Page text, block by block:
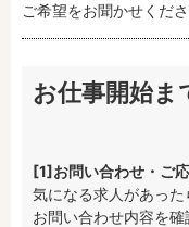
ご希望をお聞かせくだ
お仕事開始ま
[1]お問い合わせ・ご
気になる求人があった
お問い合わせ内容を確